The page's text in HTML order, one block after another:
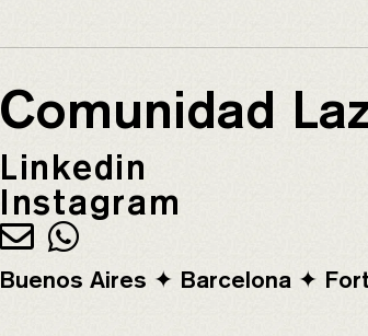
Comunidad
Linkedin
Instagram
Buenos Aires ✦ Barcelona ✦